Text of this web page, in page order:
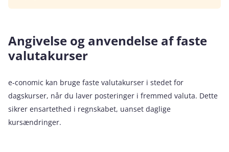
Angivelse og anvendelse af faste
valutakurser
e‑conomic kan bruge faste valutakurser i stedet for
dagskurser, når du laver posteringer i fremmed valuta. Dette
sikrer ensartethed i regnskabet, uanset daglige
kursændringer.